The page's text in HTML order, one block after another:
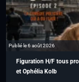
Publié le 6 août 2026
Figuration H/F tous
et Ophélia Kolb